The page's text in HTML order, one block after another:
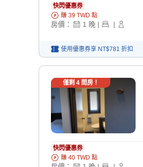
快閃優惠券
賺 39 TWD 點
房價： 1 晚 | |
使用優惠券享 NT$781 折扣
僅剩 4間房！
快閃優惠券
賺 40 TWD 點